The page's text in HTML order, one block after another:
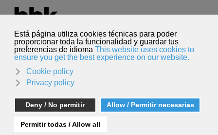
Seleccione su idioma
Español